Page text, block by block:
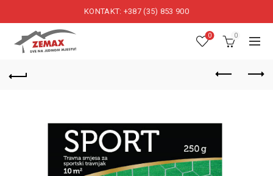
KONTAKT: +387 (35) 853 900
0 0